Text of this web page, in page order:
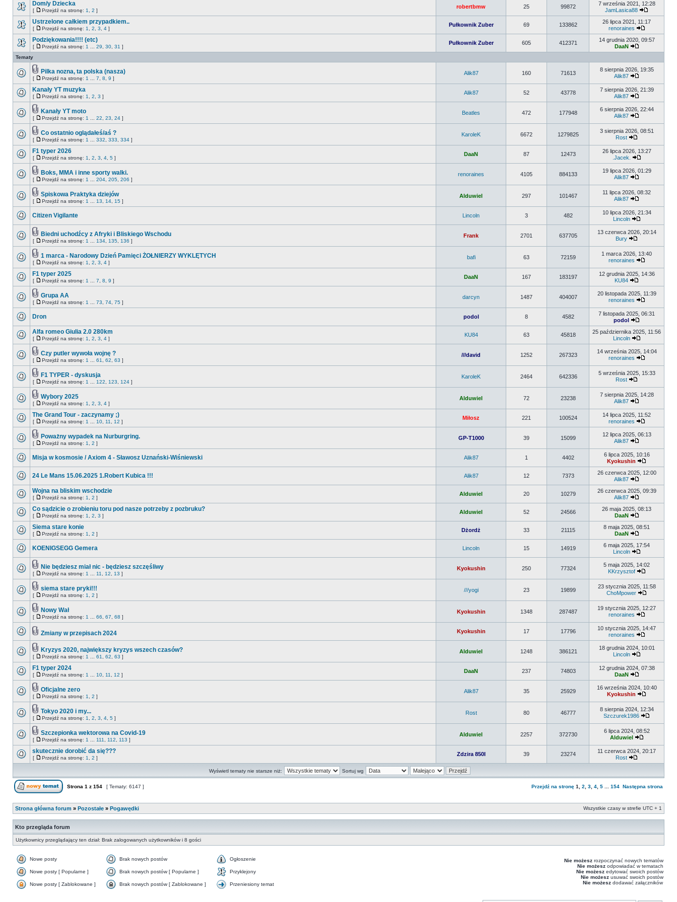
Dom/y Dziecka
[ Przejdź na stronę: 1 2 ]
robertbmw 25 99872
7 września 2021, 12:28
JamLasica88
Ustrzelone całkiem przypadkiem..
[ Przejdź na stronę: 1 2 3 4 ]
Pułkownik Zuber 69 133862
26 lipca 2021, 11:17
renoraines
Podziękowania!!!! (etc)
[ Przejdź na stronę: 1 29 30 31 ]
Pułkownik Zuber 605 412371
14 grudnia 2020, 09:57
DaaN
Tematy
Pilka nozna, ta polska (nasza)
[ Przejdź na stronę: 1 7 8 9 ]
Alik87 160 71613
8 sierpnia 2026, 19:35
Alik87
Kanały YT muzyka
[ Przejdź na stronę: 1 2 3 ]
Alik87 52 43778
7 sierpnia 2026, 21:39
Alik87
Kanały YT moto
[ Przejdź na stronę: 1 22 23 24 ]
Beatles 472 177948
6 sierpnia 2026, 22:44
Alik87
Co ostatnio oglądałeś/aś ?
[ Przejdź na stronę: 1 332 333 334 ]
KaroleK 6672 1279825
3 sierpnia 2026, 08:51
Rost
F1 typer 2026
[ Przejdź na stronę: 1 2 3 4 5 ]
DaaN 87 12473
26 lipca 2026, 13:27
.Jacek.
Boks, MMA i inne sporty walki.
[ Przejdź na stronę: 1 204 205 206 ]
renoraines 4105 884133
19 lipca 2026, 01:29
Alik87
Spiskowa Praktyka dziejów
[ Przejdź na stronę: 1 13 14 15 ]
Alduwiel 297 101467
11 lipca 2026, 08:32
Alik87
Citizen Vigilante Lincoln 3 482
10 lipca 2026, 21:34
Lincoln
Biedni uchodźcy z Afryki i Bliskiego Wschodu
[ Przejdź na stronę: 1 134 135 136 ]
Frank 2701 637705
13 czerwca 2026, 20:14
Bury
1 marca - Narodowy Dzień Pamięci ŻOŁNIERZY WYKLĘTYCH
[ Przejdź na stronę: 1 2 3 4 ]
bafi 63 72159
1 marca 2026, 13:40
renoraines
F1 typer 2025
[ Przejdź na stronę: 1 7 8 9 ]
DaaN 167 183197
12 grudnia 2025, 14:36
KU84
Grupa AA
[ Przejdź na stronę: 1 73 74 75 ]
darcyn 1487 404007
20 listopada 2025, 11:39
renoraines
Dron podol 8 4582
7 listopada 2025, 06:31
podol
Alfa romeo Giulia 2.0 280km
[ Przejdź na stronę: 1 2 3 4 ]
KU84 63 45818
25 października 2025, 11:56
Lincoln
Czy putler wywoła wojnę ?
[ Przejdź na stronę: 1 61 62 63 ]
///david 1252 267323
14 września 2025, 14:04
renoraines
F1 TYPER - dyskusja
[ Przejdź na stronę: 1 122 123 124 ]
KaroleK 2464 642336
5 września 2025, 15:33
Rost
Wybory 2025
[ Przejdź na stronę: 1 2 3 4 ]
Alduwiel 72 23238
7 sierpnia 2025, 14:28
Alik87
The Grand Tour - zaczynamy ;)
[ Przejdź na stronę: 1 10 11 12 ]
Miłosz 221 100524
14 lipca 2025, 11:52
renoraines
Poważny wypadek na Nurburgring.
[ Przejdź na stronę: 1 2 ]
GP-T1000 39 15099
12 lipca 2025, 06:13
Alik87
Misja w kosmosie / Axiom 4 - Sławosz Uznański-Wiśniewski Alik87 1 4402
6 lipca 2025, 10:16
Kyokushin
24 Le Mans 15.06.2025 1.Robert Kubica !!! Alik87 12 7373
26 czerwca 2025, 12:00
Alik87
Wojna na bliskim wschodzie
[ Przejdź na stronę: 1 2 ]
Alduwiel 20 10279
26 czerwca 2025, 09:39
Alik87
Co sądzicie o zrobieniu toru pod nasze potrzeby z pozbruku?
[ Przejdź na stronę: 1 2 3 ]
Alduwiel 52 24566
26 maja 2025, 08:13
DaaN
Siema stare konie
[ Przejdź na stronę: 1 2 ]
Dżordż 33 21115
8 maja 2025, 08:51
DaaN
KOENIGSEGG Gemera Lincoln 15 14919
6 maja 2025, 17:54
Lincoln
Nie będziesz miał nic - będziesz szczęśliwy
[ Przejdź na stronę: 1 11 12 13 ]
Kyokushin 250 77324
5 maja 2025, 14:02
KKrzysztof
siema stare pryki!!!
[ Przejdź na stronę: 1 2 ]
///yogi 23 19899
23 stycznia 2025, 11:58
ChoMpower
Nowy Wał
[ Przejdź na stronę: 1 66 67 68 ]
Kyokushin 1348 287487
19 stycznia 2025, 12:27
renoraines
Zmiany w przepisach 2024 Kyokushin 17 17796
10 stycznia 2025, 14:47
renoraines
Kryzys 2020, największy kryzys wszech czasów?
[ Przejdź na stronę: 1 61 62 63 ]
Alduwiel 1248 386121
18 grudnia 2024, 10:01
Lincoln
F1 typer 2024
[ Przejdź na stronę: 1 10 11 12 ]
DaaN 237 74803
12 grudnia 2024, 07:38
DaaN
Oficjalne zero
[ Przejdź na stronę: 1 2 ]
Alik87 35 25929
16 września 2024, 10:40
Kyokushin
Tokyo 2020 i my...
[ Przejdź na stronę: 1 2 3 4 5 ]
Rost 80 46777
8 sierpnia 2024, 12:34
Szczurek1986
Szczepionka wektorowa na Covid-19
[ Przejdź na stronę: 1 111 112 113 ]
Alduwiel 2257 372730
6 lipca 2024, 08:52
Alduwiel
skutecznie dorobić da się???
[ Przejdź na stronę: 1 2 ]
Zdzira 850I 39 23274
11 czerwca 2024, 20:17
Rost
Wyświetl tematy nie starsze niż: Sortuj wg
Strona 1 z 154 [ Tematy: 6147 ] Przejdź na stronę 1 2 3 4 5 154 Następna strona
Strona główna forum » Pozostałe » Pogawędki Wszystkie czasy w strefie UTC + 1
Kto przegląda forum
Użytkownicy przeglądający ten dział: Brak zalogowanych użytkowników i 8 gości
Nowe posty Brak nowych postów Ogłoszenie
Nowe posty [ Popularne ] Brak nowych postów [ Popularne ] Przyklejony
Nowe posty [ Zablokowane ] Brak nowych postów [ Zablokowane ] Przeniesiony temat
Nie możesz rozpoczynać nowych tematów
Nie możesz odpowiadać w tematach
Nie możesz edytować swoich postów
Nie możesz usuwać swoich postów
Nie możesz dodawać załączników